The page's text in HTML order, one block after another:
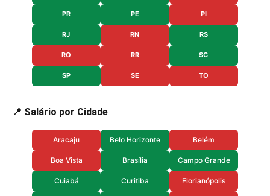
PR PE PI
RJ RN RS
RO RR SC
SP SE TO
📍 Salário por Cidade
Aracaju Belo Horizonte Belém
Boa Vista Brasília Campo Grande
Cuiabá Curitiba Florianópolis